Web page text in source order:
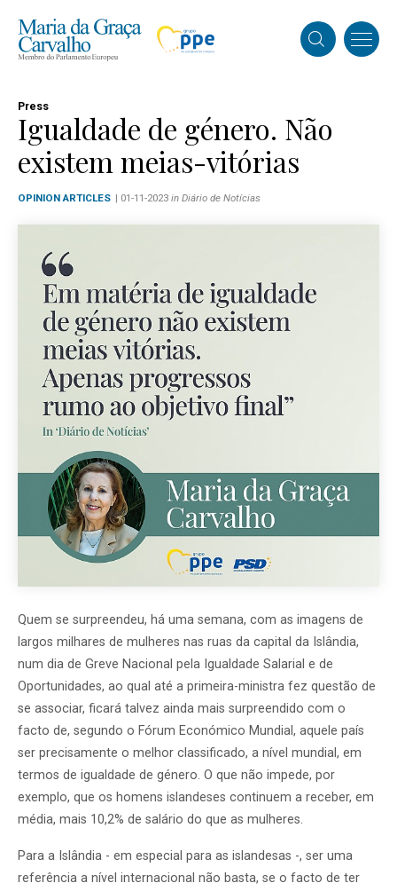
Press
Igualdade de género. Não
existem meias-vitórias
OPINION ARTICLES | 01-11-2023 in Diário de Notícias
Quem se surpreendeu, há uma semana, com as imagens de
largos milhares de mulheres nas ruas da capital da Islândia,
num dia de Greve Nacional pela Igualdade Salarial e de
Oportunidades, ao qual até a primeira-ministra fez questão de
se associar, ficará talvez ainda mais surpreendido com o
facto de, segundo o Fórum Económico Mundial, aquele país
ser precisamente o melhor classificado, a nível mundial, em
termos de igualdade de género. O que não impede, por
exemplo, que os homens islandeses continuem a receber, em
média, mais 10,2% de salário do que as mulheres.
Para a Islândia - em especial para as islandesas -, ser uma
referência a nível internacional não basta, se o facto de ter